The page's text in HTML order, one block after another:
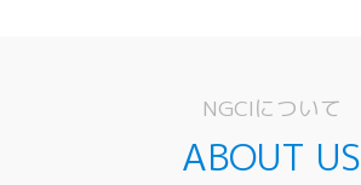
NGCIについて
ABOUT US